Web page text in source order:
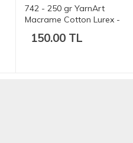
742 - 250 gr YarnArt
Macrame Cotton Lurex -
150.00 TL